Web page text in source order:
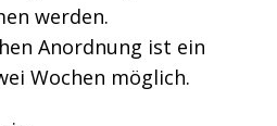
werden.
Anordnung ist ein
Wochen möglich.